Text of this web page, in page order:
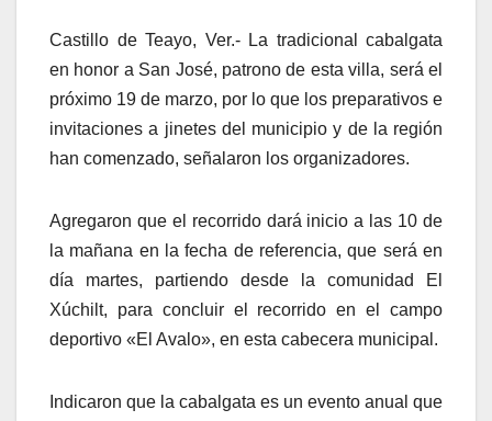
Castillo de Teayo, Ver.- La tradicional cabalgata
en honor a San José, patrono de esta villa, será el
próximo 19 de marzo, por lo que los preparativos e
invitaciones a jinetes del municipio y de la región
han comenzado, señalaron los organizadores.
Agregaron que el recorrido dará inicio a las 10 de
la mañana en la fecha de referencia, que será en
día martes, partiendo desde la comunidad El
Xúchilt, para concluir el recorrido en el campo
deportivo «El Avalo», en esta cabecera municipal.
Indicaron que la cabalgata es un evento anual que